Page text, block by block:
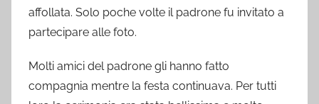
affollata. Solo poche volte il padrone fu invitato a
partecipare alle foto.
Molti amici del padrone gli hanno fatto
compagnia mentre la festa continuava. Per tutti